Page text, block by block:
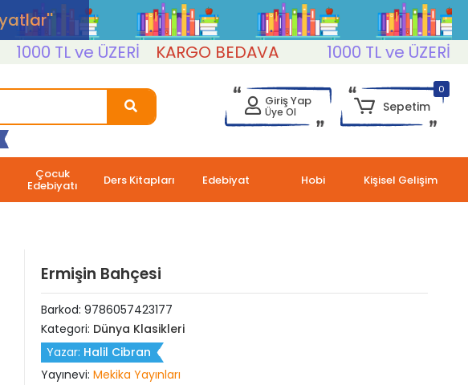
TL ve ÜZERİ KARGO BEDAVA 1000 TL ve ÜZERİ
Giriş Yap
Üye Ol
0
Sepetim
Çocuk
Edebiyatı Ders Kitapları Edebiyat Hobi Kişisel Gelişim
Ermişin Bahçesi
Barkod: 9786057423177
Kategori: Dünya Klasikleri
Yazar: Halil Cibran
Yayınevi: Mekika Yayınları